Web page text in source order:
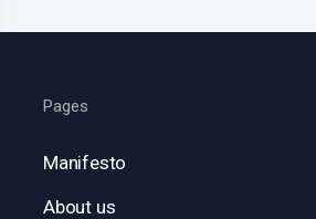
Pages
Manifesto
About us